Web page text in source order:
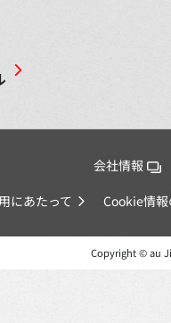
会社情報
にあたって
Cookie情
Copyright © au